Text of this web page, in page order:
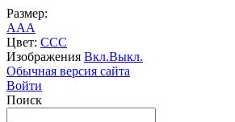
Размер:
AAA
Цвет: CCC
Изображения Вкл.Выкл.
Обычная версия сайта
Войти
Поиск